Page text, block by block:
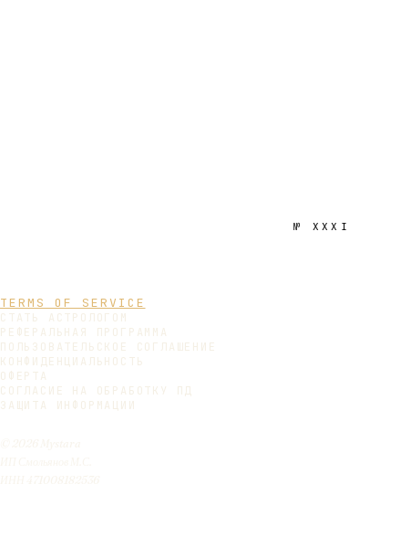
№ XXXI
TERMS OF SERVICE
СТАТЬ АСТРОЛОГОМ
РЕФЕРАЛЬНАЯ ПРОГРАММА
ПОЛЬЗОВАТЕЛЬСКОЕ СОГЛАШЕНИЕ
КОНФИДЕНЦИАЛЬНОСТЬ
ОФЕРТА
СОГЛАСИЕ НА ОБРАБОТКУ ПД
ЗАЩИТА ИНФОРМАЦИИ